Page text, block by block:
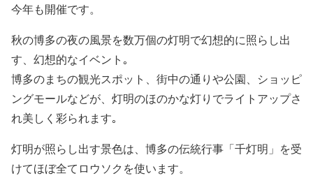
今年も開催です。
秋の博多の夜の風景を数万個の灯明で幻想的に照らし出
す、幻想的なイベント｡
博多のまちの観光スポット、街中の通りや公園、ショッピ
ングモールなどが、灯明のほのかな灯りでライトアップさ
れ美しく彩られます｡
灯明が照らし出す景色は、博多の伝統行事「千灯明」を受
けてほぼ全てロウソクを使います。